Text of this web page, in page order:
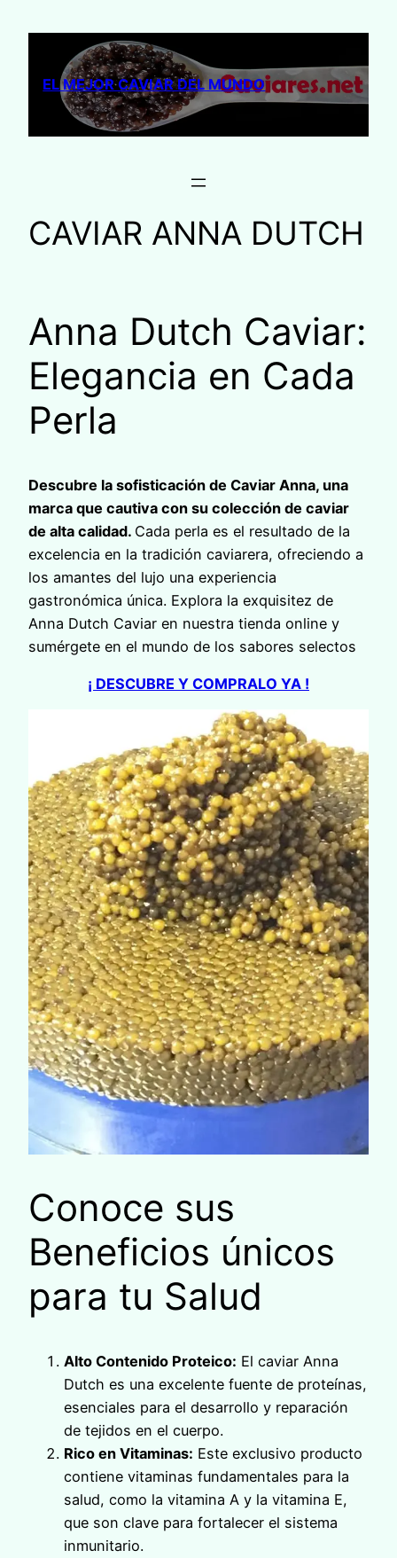
contenido
EL MEJOR CAVIAR DEL MUNDO
CAVIAR ANNA DUTCH
Anna Dutch Caviar:
Elegancia en Cada
Perla
Descubre la sofisticación de Caviar Anna, una
marca que cautiva con su colección de caviar
de alta calidad. Cada perla es el resultado de la
excelencia en la tradición caviarera, ofreciendo a
los amantes del lujo una experiencia
gastronómica única. Explora la exquisitez de
Anna Dutch Caviar en nuestra tienda online y
sumérgete en el mundo de los sabores selectos
¡ DESCUBRE Y COMPRALO YA !
Conoce sus
Beneficios únicos
para tu Salud
Alto Contenido Proteico: El caviar Anna
Dutch es una excelente fuente de proteínas,
esenciales para el desarrollo y reparación
de tejidos en el cuerpo.
Rico en Vitaminas: Este exclusivo producto
contiene vitaminas fundamentales para la
salud, como la vitamina A y la vitamina E,
que son clave para fortalecer el sistema
inmunitario.